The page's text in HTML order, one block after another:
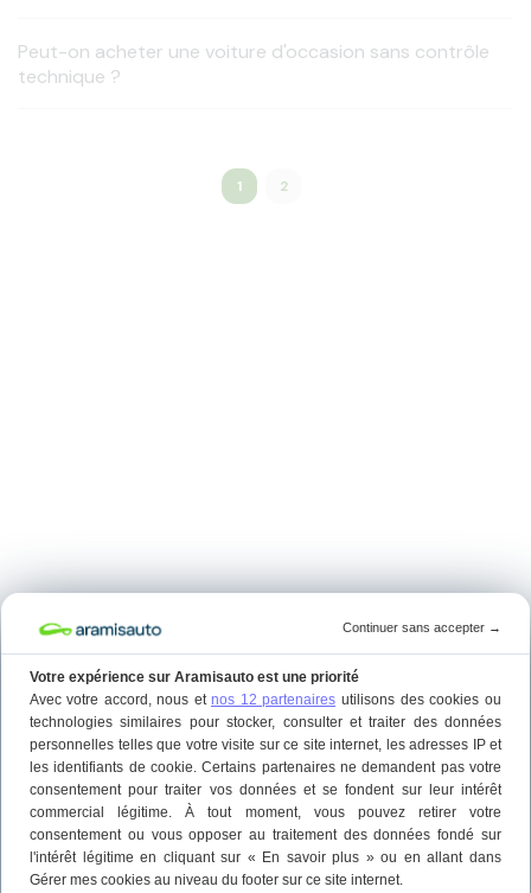
Continuer sans accepter →
Votre expérience sur Aramisauto est une priorité
Avec votre accord, nous et nos 12 partenaires utilisons des cookies ou
technologies similaires pour stocker, consulter et traiter des données
personnelles telles que votre visite sur ce site internet, les adresses IP et
les identifiants de cookie. Certains partenaires ne demandent pas votre
consentement pour traiter vos données et se fondent sur leur intérêt
commercial légitime. À tout moment, vous pouvez retirer votre
consentement ou vous opposer au traitement des données fondé sur
l'intérêt légitime en cliquant sur « En savoir plus » ou en allant dans
Gérer mes cookies au niveau du footer sur ce site internet.
Peut-on acheter une voiture d'occasion sans contrôle
technique ?
1 2